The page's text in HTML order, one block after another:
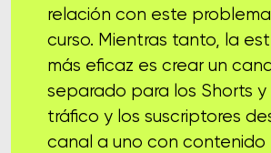
relación con este
curso. Mientras tanto, la
más eficaz es crear un
separado para los Shorts y
tráfico y los suscriptores
canal a uno con contenido